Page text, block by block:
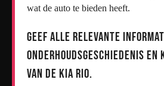
wat de auto te bieden heeft.
Geef alle relevante
onderhoudsgeschiedenis
van de Kia Rio.